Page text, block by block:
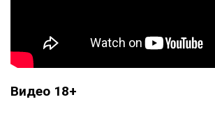
Видео 18+